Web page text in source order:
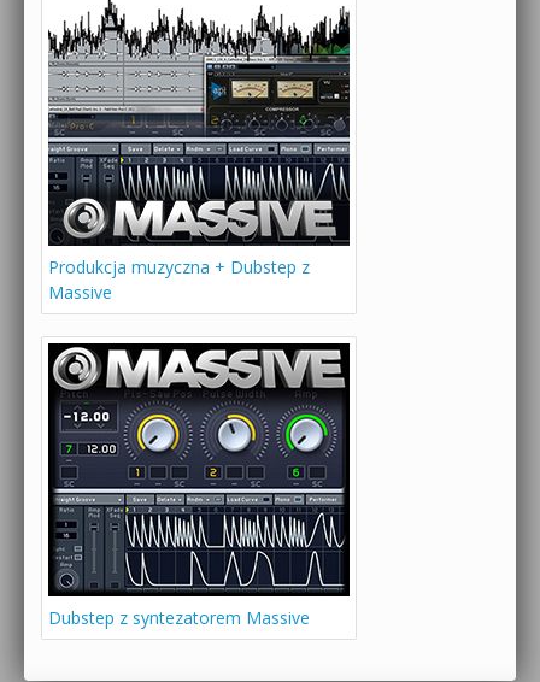
Produkcja muzyczna + Dubstep z
Massive
Dubstep z syntezatorem Massive